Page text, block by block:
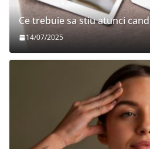
Ce trebuie sa stiu atunci
14/07/2025